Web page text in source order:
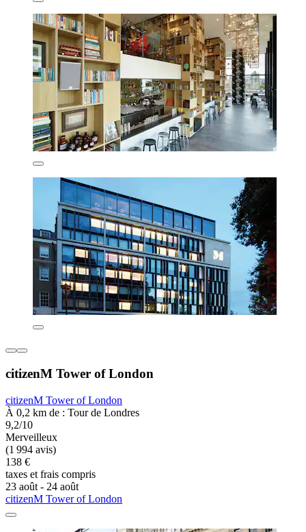
citizenM Tower of London
citizenM Tower of London
À 0,2 km de : Tour de Londres
9,2/10
Merveilleux
(1 994 avis)
138 €
taxes et frais compris
23 août - 24 août
citizenM Tower of London